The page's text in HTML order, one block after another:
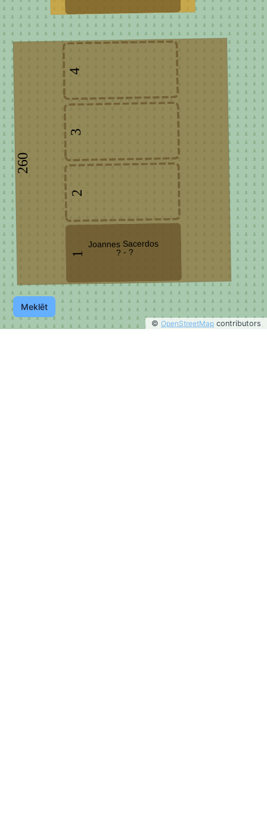
Meklēt
260
1
2
3
4
Joannes Sacerdos
? - ?
© OpenStreetMap contributors